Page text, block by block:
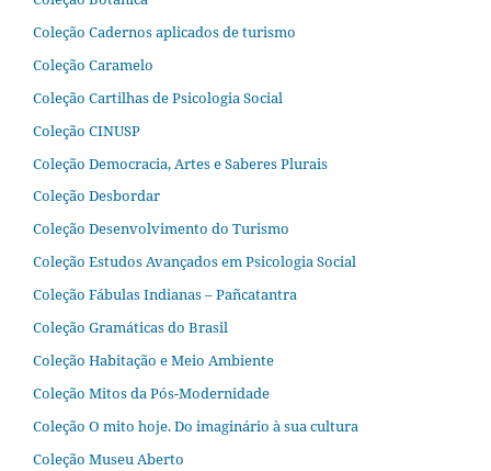
Coleção Cadernos aplicados de turismo
Coleção Caramelo
Coleção Cartilhas de Psicologia Social
Coleção CINUSP
Coleção Democracia, Artes e Saberes Plurais
Coleção Desbordar
Coleção Desenvolvimento do Turismo
Coleção Estudos Avançados em Psicologia Social
Coleção Fábulas Indianas – Pañcatantra
Coleção Gramáticas do Brasil
Coleção Habitação e Meio Ambiente
Coleção Mitos da Pós-Modernidade
Coleção O mito hoje. Do imaginário à sua cultura
Coleção Museu Aberto